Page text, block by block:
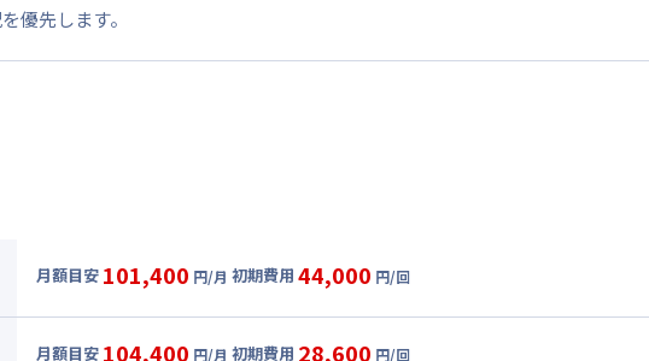
優先します。
月額目安 101,400 円/月 初期費用 44,000 円/回
月額目安 104,400 円/月 初期費用 28,600 円/回